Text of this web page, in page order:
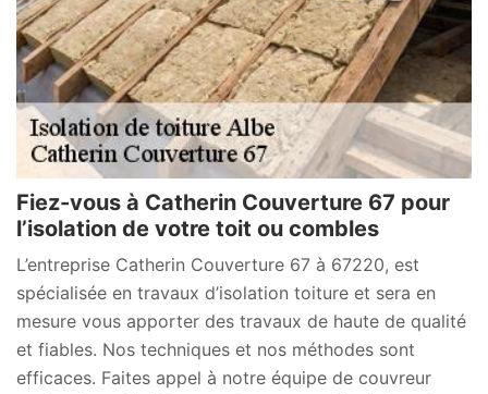
Fiez-vous à Catherin Couverture 67 pour
l’isolation de votre toit ou combles
L’entreprise Catherin Couverture 67 à 67220, est
spécialisée en travaux d’isolation toiture et sera en
mesure vous apporter des travaux de haute de qualité
et fiables. Nos techniques et nos méthodes sont
efficaces. Faites appel à notre équipe de couvreur